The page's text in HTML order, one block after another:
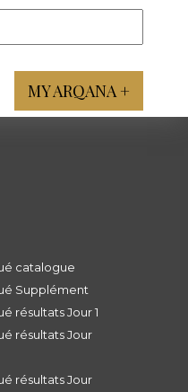
MY ARQANA +
catalogue
Supplément
résultats Jour 1
résultats Jour
résultats Jour